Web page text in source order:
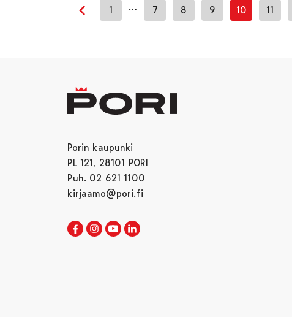
Edellinen sivu
1 … 7 8 9 10 11
Porin kaupunki
PL 121, 28101 PORI
Puh. 02 621 1100
kirjaamo@pori.fi
Porin kaupunki Facebookissa
Avautuu uudessa välilehdessä
Porin kaupunki Instagramissa
Avautuu uudessa välilehdessä
Porin kaupunki Youtubessa
Avautuu uudessa välilehdessä